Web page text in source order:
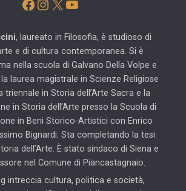
Facebook
Instagram
X YouTube
, laureato in Filosofia, è studioso di
e di cultura contemporanea. Si è
nella scuola di Galvano Della Volpe e
laurea magistrale in Scienze Religiose
triennale in Storia dell’Arte Sacra e la
in Storia dell’Arte presso la Scuola di
in Beni Storico-Artistici con Enrico
Bignardi. Sta completando la tesi
dell’Arte. È stato sindaco di Siena e
nel Comune di Piancastagnaio.
intreccia cultura, politica e società,